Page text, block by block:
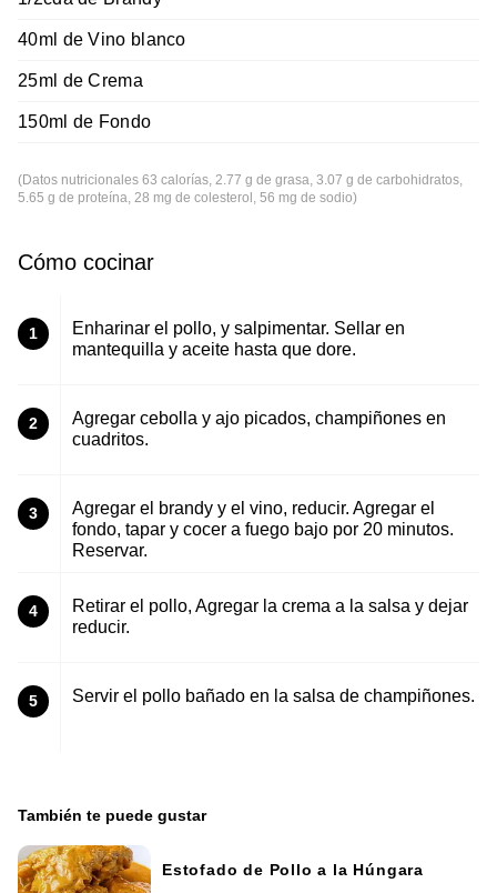
40ml de Vino blanco
25ml de Crema
150ml de Fondo
(Datos nutricionales 63 calorías, 2.77 g de grasa, 3.07 g de carbohidratos,
5.65 g de proteína, 28 mg de colesterol, 56 mg de sodio)
Cómo cocinar
1
Enharinar el pollo, y salpimentar. Sellar en
mantequilla y aceite hasta que dore.
2
Agregar cebolla y ajo picados, champiñones en
cuadritos.
3
Agregar el brandy y el vino, reducir. Agregar el
fondo, tapar y cocer a fuego bajo por 20 minutos.
Reservar.
4
Retirar el pollo, Agregar la crema a la salsa y dejar
reducir.
5 Servir el pollo bañado en la salsa de champiñones.
También te puede gustar
Estofado de Pollo a la Húngara